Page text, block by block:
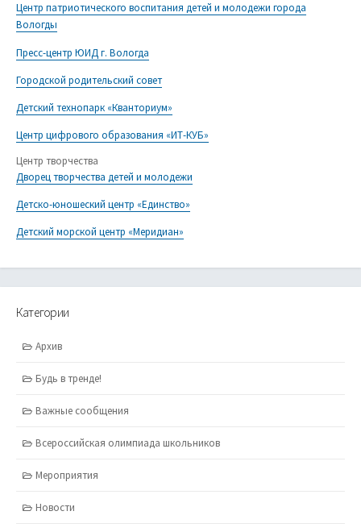
Центр патриотического воспитания детей и молодежи города
Вологды
Пресс-центр ЮИД г. Вологда
Городской родительский совет
Детский технопарк «Кванториум»
Центр цифрового образования «ИТ-КУБ»
Центр творчества
Дворец творчества детей и молодежи
Детско-юношеский центр «Единство»
Детский морской центр «Меридиан»
Категории
Архив
Будь в тренде!
Важные сообщения
Всероссийская олимпиада школьников
Мероприятия
Новости